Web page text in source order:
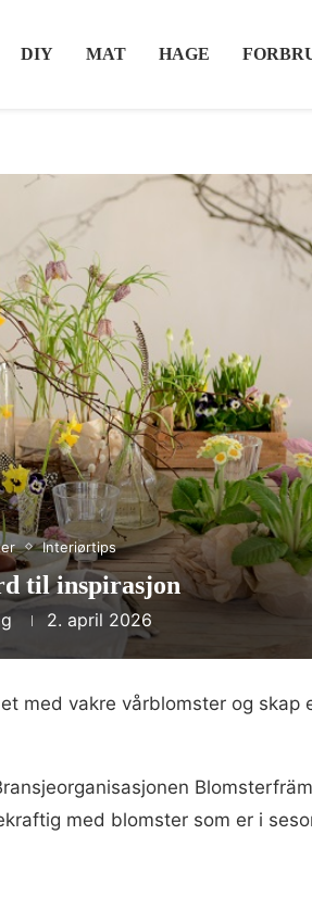
DIY MAT HAGE
Interiørtips
til inspirasjon
2. april 2026
med vakre vårblomster og skap
med blomster som er i